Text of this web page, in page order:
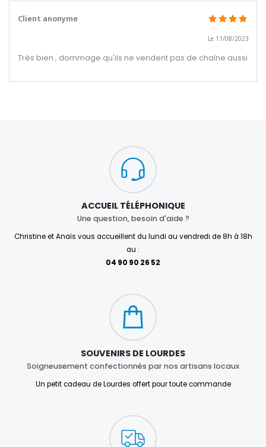
Client anonyme
Le 11/08/2023
Très bien , dommage qu'ils ne vendent pas de chaîne aussi
ACCUEIL TÉLÉPHONIQUE
Une question, besoin d'aide ?
Christine et Anaïs vous accueillent du lundi au vendredi de 8h à 18h
au :
04 90 90 26 52
SOUVENIRS DE LOURDES
Soigneusement confectionnés par nos artisans locaux
Un petit cadeau de Lourdes offert pour toute commande